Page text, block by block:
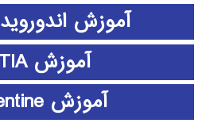
آموزش اندوروید android
آموزش CATIA
آموزش clementine